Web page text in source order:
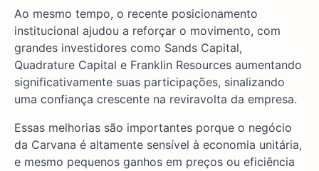
Ao mesmo tempo, o recente posicionamento
institucional ajudou a reforçar o movimento, com
grandes investidores como Sands Capital,
Quadrature Capital e Franklin Resources aumentando
significativamente suas participações, sinalizando
uma confiança crescente na reviravolta da empresa.
Essas melhorias são importantes porque o negócio
da Carvana é altamente sensível à economia unitária,
e mesmo pequenos ganhos em preços ou eficiência